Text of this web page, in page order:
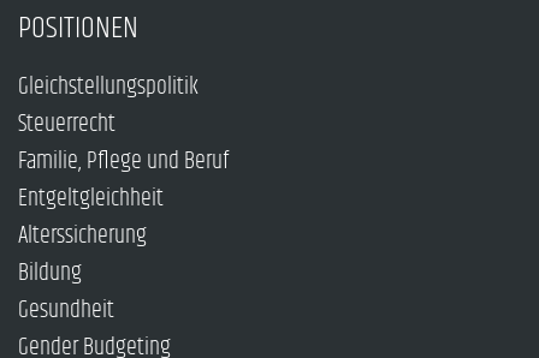
POSITIONEN
Gleichstellungspolitik
Steuerrecht
Familie, Pflege und Beruf
Entgeltgleichheit
Alterssicherung
Bildung
Gesundheit
Gender Budgeting